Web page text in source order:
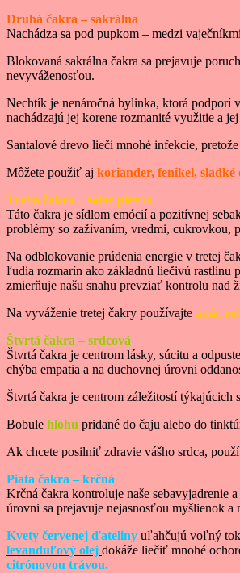
Druhá čakra – sakrálna
Nachádza sa pod pupkom – medzi
Blokovaná sakrálna čakra sa prejavuje
nevyváženosťou.
Nechtík je nenáročná bylinka, ktorá podporí
nachádzajú jej korene rozmanité využitie a
Santalové drevo lieči mnohé infekcie,
Môžete použiť aj koriander, fenikel, sladké
Tretia čakra – solar plexus
Táto čakra je sídlom emócií a pozitívnej
problémy so zažívaním, vredmi, cukrovkou,
Na odblokovanie prúdenia energie v tretej
ľudia rozmarín ako základnú liečivú rastlinu
zmierňuje našu snahu prevziať kontrolu nad
Na vyváženie tretej čakry používajte aníz,
Štvrtá čakra – srdcová
Štvrtá čakra je centrom lásky, súcitu a
chýba empatia a na duchovnej úrovni
Štvrtá čakra je centrom záležitostí
Bobule hlohu pridané do čaju alebo do
Ak chcete posilniť zdravie vášho srdca,
Piata čakra – krčná
Krčná čakra kontroluje naše sebavyjadrenie
úrovni sa prejavuje nejasnosťou myšlienok a
Kvety červenej ďateliny uľahčujú voľný tok
levanduľový olej dokáže liečiť mnohé
citrónovou trávou.